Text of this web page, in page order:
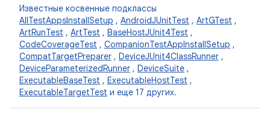
Известные косвенные подклассы
AllTestAppsInstallSetup , AndroidJUnitTest , ArtGTest ,
ArtRunTest , ArtTest , BaseHostJUnit4Test ,
CodeCoverageTest , CompanionTestAppInstallSetup ,
CompatTargetPreparer , DeviceJUnit4ClassRunner ,
DeviceParameterizedRunner , DeviceSuite ,
ExecutableBaseTest , ExecutableHostTest ,
ExecutableTargetTest и еще 17 других.